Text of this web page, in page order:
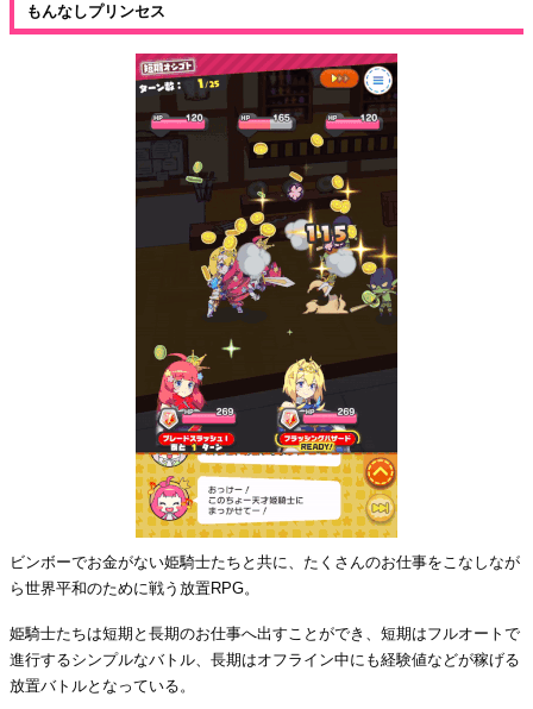
もんなしプリンセス
ビンボーでお金がない姫騎士たちと共に、たくさんのお仕事をこなしなが
ら世界平和のために戦う放置RPG。
姫騎士たちは短期と長期のお仕事へ出すことができ、短期はフルオートで
進行するシンプルなバトル、長期はオフライン中にも経験値などが稼げる
放置バトルとなっている。